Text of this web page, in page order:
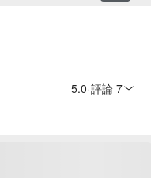
5.0 評論 7